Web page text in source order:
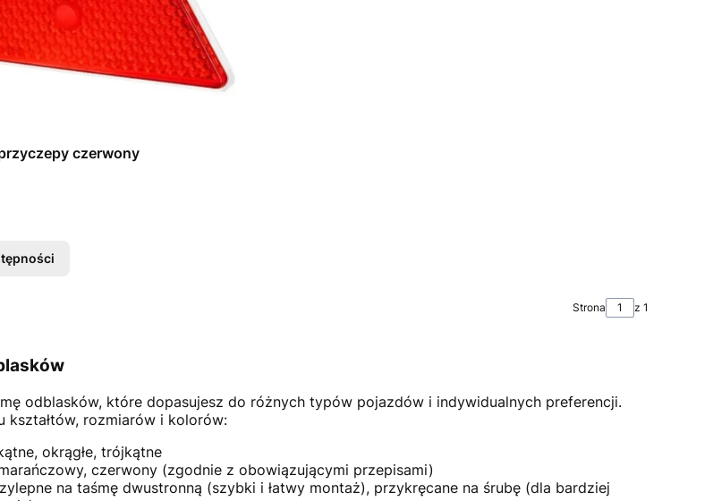
czerwony
Strona z 1
odblasków, które dopasujesz do różnych typów pojazdów i indywidualnych preferencji.
kształtów, rozmiarów i kolorów:
okrągłe, trójkątne
czerwony (zgodnie z obowiązującymi przepisami)
na taśmę dwustronną (szybki i łatwy montaż), przykręcane na śrubę (dla bardziej